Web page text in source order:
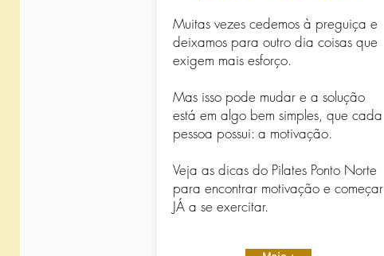
Muitas vezes cedemos à preguiça e
deixamos para outro dia coisas que
exigem mais esforço.
Mas isso pode mudar e a solução
está em algo bem simples, que cada
pessoa possui: a motivação.
Veja as dicas do Pilates Ponto Norte
para encontrar motivação e começar
JÁ a se exercitar.